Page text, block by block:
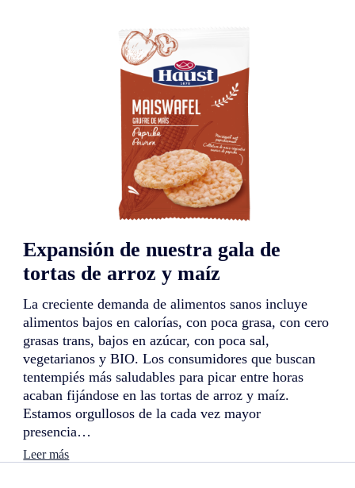
t
s
e
a
r
o
z
y
m
a
í
v
Expansión de nuestra gala de
tortas de arroz y maíz
La creciente demanda de alimentos sanos incluye
alimentos bajos en calorías, con poca grasa, con cero
grasas trans, bajos en azúcar, con poca sal,
vegetarianos y BIO. Los consumidores que buscan
tentempiés más saludables para picar entre horas
acaban fijándose en las tortas de arroz y maíz.
Estamos orgullosos de la cada vez mayor
presencia…
Leer más: